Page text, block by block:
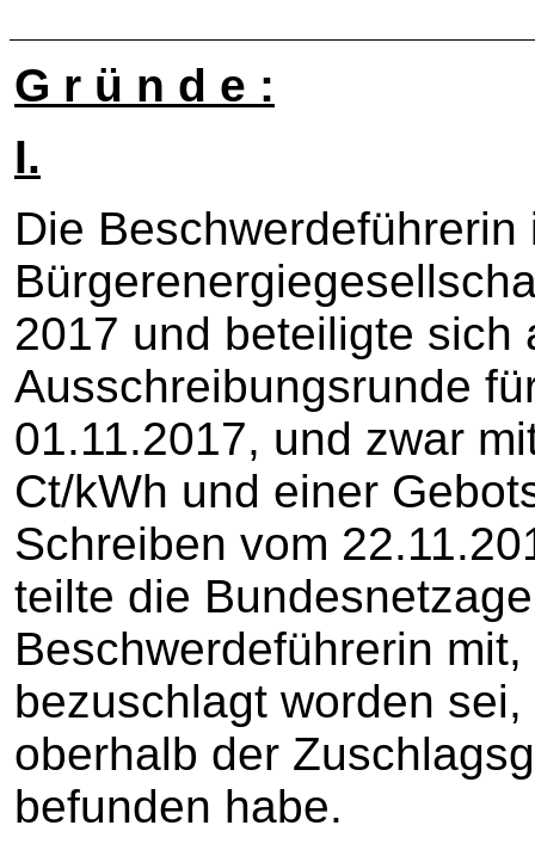
G r ü n d e :
I.
Die Beschwerdeführerin
2017 und beteiligte sich
Ausschreibungsrunde
01.11.2017, und zwar
Ct/kWh und einer
Schreiben vom
teilte die
Beschwerdeführerin
bezuschlagt worden
oberhalb der
befunden habe.